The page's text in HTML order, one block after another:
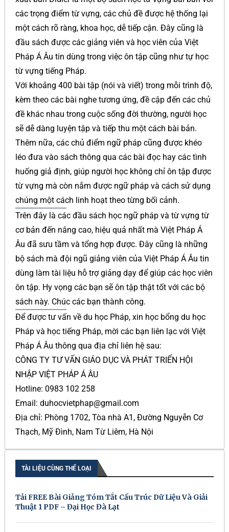
các trọng điểm từ vựng, các chủ đề được hệ thống lại
một cách rõ ràng, khoa học, dễ tiếp cận. Đây cũng là
đầu sách được các giảng viên và học viên của Việt
Pháp Á Âu tin dùng trong việc ôn tập cũng như tự học
từ vựng tiếng Pháp.
Với khoảng 400 bài tập (nói và viết) trong mỗi trình độ,
kèm theo các bài nghe tương ứng, đề cập đến các chủ
đề khác nhau trong cuộc sống đời thường, người học
sẽ dễ dàng luyện tập và tiếp thu một cách bài bản.
Thêm nữa, các chủ điểm ngữ pháp cũng được khéo
léo đưa vào sách thông qua các bài đọc hay các tình
huống giả định, giúp người học không chỉ ôn tập được
từ vựng mà còn nắm được ngữ pháp và cách sử dụng
chúng một cách linh hoạt theo từng bối cảnh.
Trên đây là các đầu sách học ngữ pháp và từ vựng từ
cơ bản đến nâng cao, hiệu quả nhất mà Việt Pháp Á
Âu đã sưu tầm và tổng hợp được. Đây cũng là những
bộ sách mà đội ngũ giảng viên của Việt Pháp Á Âu tin
dùng làm tài liệu hỗ trợ giảng dạy để giúp các học viên
ôn tập. Hy vọng các bạn sẽ ôn tập thật tốt với các bộ
sách này. Chúc các bạn thành công.
Để được tư vấn về du học Pháp, xin học bổng du học
Pháp và học tiếng Pháp, mời các bạn liên lạc với Việt
Pháp Á Âu thông qua địa chỉ liên hệ sau:
CÔNG TY TƯ VẤN GIÁO DỤC VÀ PHÁT TRIỂN HỘI
NHẬP VIỆT PHÁP Á ÂU
Hotline: 0983 102 258
Email: duhocvietphap@gmail.com
Địa chỉ: Phòng 1702, Tòa nhà A1, Đường Nguyễn Cơ
Thạch, Mỹ Đình, Nam Từ Liêm, Hà Nội
TÀI LIỆU CÙNG THỂ LOẠI
Tải FREE Bài Giảng Tóm Tắt Cấu Trúc Dữ Liệu Và Giải
Thuật 1 PDF – Đại Học Đà Lạt